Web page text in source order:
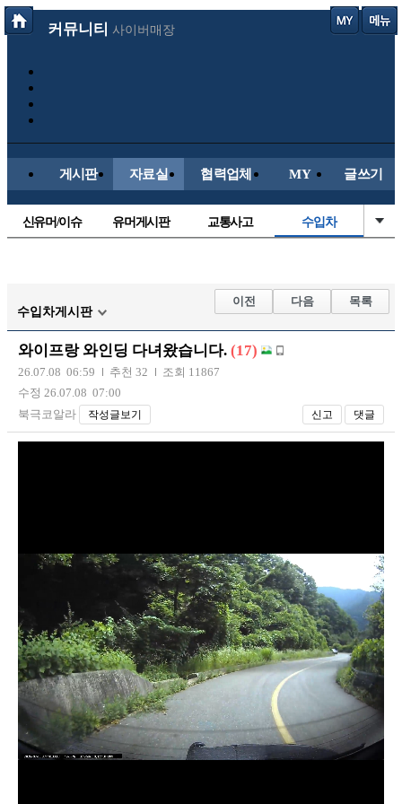
커뮤니티 사이버매장
게시판 자료실 협력업체 MY 글쓰기
신유머/이슈 유머게시판 교통사고 수입차
자유사진 군사/무기
트럭/버스
장착시공사진
수입차게시판
이전 다음 목록
와이프랑 와인딩 다녀왔습니다. (17)
26.07.08 06:59 추천 32
조회 11867
수정 26.07.08 07:00
북극코알라
작성글보기 신고 댓글